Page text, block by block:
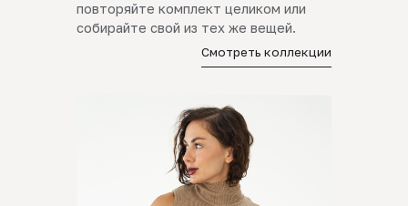
повторяйте комплект целиком или
собирайте свой из тех же вещей.
Смотреть коллекции